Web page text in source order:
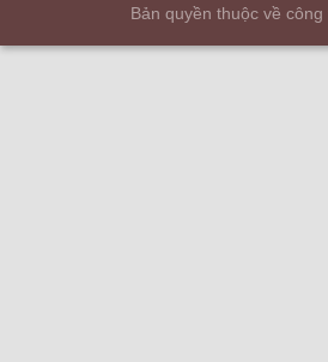
Bản quyền thuộc về